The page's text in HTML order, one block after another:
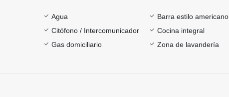
Agua
Barra estilo americano
Citófono / Intercomunicador
Cocina integral
Gas domiciliario
Zona de lavandería